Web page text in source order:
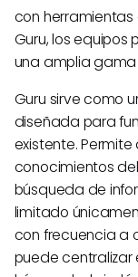
con herramientas
Guru, los
una amplia gama
Guru sirve como
diseñada para
existente.
conocimientos
búsqueda de
limitado
con frecuencia a
puede centralizar